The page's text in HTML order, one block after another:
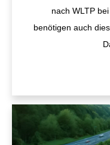
nach WLTP
benötigen auch